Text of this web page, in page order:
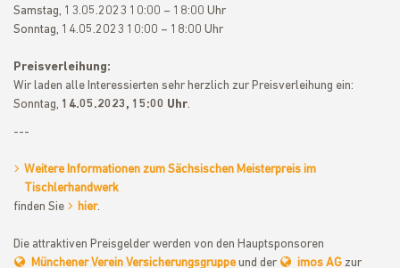
Samstag, 13.05.2023 10:00 – 18:00 Uhr
Sonntag, 14.05.2023 10:00 – 18:00 Uhr
Preisverleihung:
Wir laden alle Interessierten sehr herzlich zur Preisverleihung ein:
Sonntag, 14.05.2023, 15:00 Uhr.
---
Weitere Informationen zum Sächsischen Meisterpreis im
Tischlerhandwerk
finden Sie
hier.
Die attraktiven Preisgelder werden von den Hauptsponsoren
Münchener Verein Versicherungsgruppe und der imos AG zur